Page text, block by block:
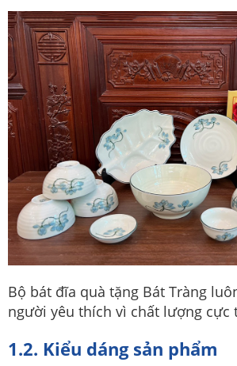
Bộ bát đĩa quà tặng Bát Tràng
người yêu thích vì chất lượng cực
1.2. Kiểu dáng sản phẩm